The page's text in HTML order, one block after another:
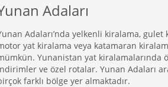
Adaları
Adaları’nda yelkenli kiralama, gulet
yat kiralama veya katamaran
Yunanistan yat kiralamalarında
ve özel rotalar. Yunan Adaları
farklı bölge yer almaktadır.